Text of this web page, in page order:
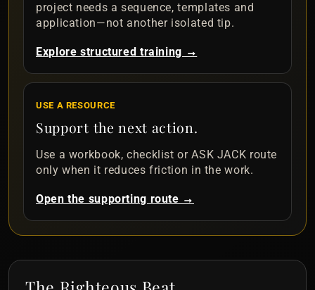
project needs a sequence, templates and
application—not another isolated tip.
Explore structured training →
USE A RESOURCE
Support the next action.
Use a workbook, checklist or ASK JACK route
only when it reduces friction in the work.
Open the supporting route →